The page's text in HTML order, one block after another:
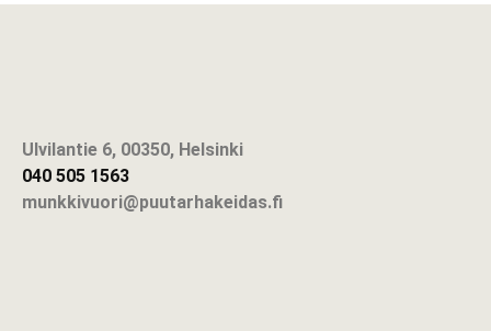
Ulvilantie 6, 00350, Helsinki
040 505 1563
munkkivuori@puutarhakeidas.fi